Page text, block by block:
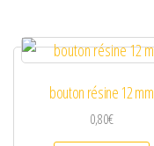
bouton résine 12 mm
0,80€